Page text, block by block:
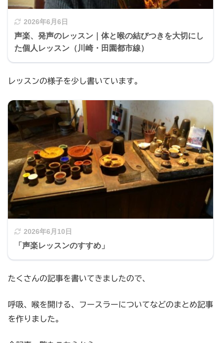
2026年6月6日
声楽、発声のレッスン｜体と喉の結びつきを大切にし
た個人レッスン（川崎・田園都市線）
レッスンの様子を少し書いています。
2026年6月10日
「声楽レッスンのすすめ」
たくさんの記事を書いてきましたので、
呼吸、喉を開ける、フースラーについてなどのまとめ記事
を作りました。